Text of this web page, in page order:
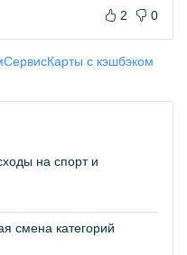
2 0
Карты с кэшбэком
на спорт и
смена категорий